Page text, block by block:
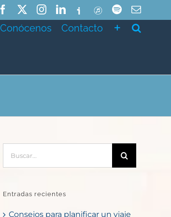
FacebookInstagramLinkedIn
IvooxITunesSpotifyCorreo
Conócenos Contacto
Entradas recientes
Consejos para planificar un viaje